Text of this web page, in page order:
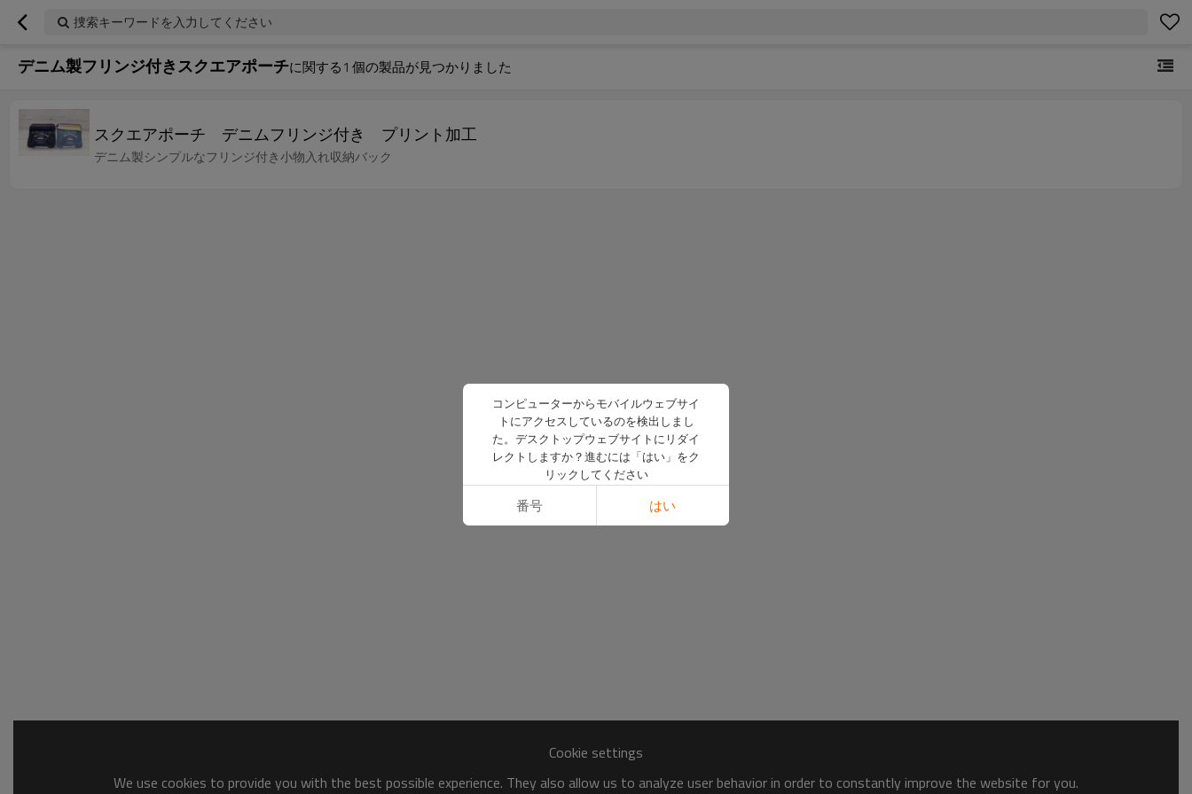
捜索キーワードを入力してください
デニム製フリンジ付きスクエアポーチに関する1 個の製品が見つかりました
スクエアポーチ デニムフリンジ付き プリント加工
デニム製シンプルなフリンジ付き小物入れ収納バック
Cookie settings
We use cookies to provide you with the best possible experience. They also allow us to analyze user behavior in order to constantly improve the website for you.
コンピューターからモバイルウェブサイ
トにアクセスしているのを検出しまし
た。デスクトップウェブサイトにリダイ
レクトしますか？進むには「はい」をク
リックしてください
番号 はい